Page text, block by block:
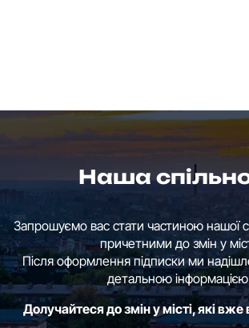
Наша
Запрошуємо вас стати частиною нашої
причетними до змін у
Після оформлення підписки ми
детальною
Долучайтеся до змін у місті, які